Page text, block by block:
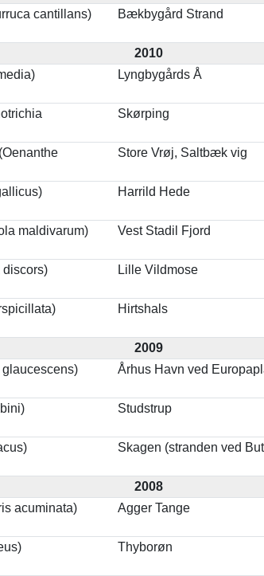
cantillans) Bækbygård Strand
2010
Lyngbygårds Å
Skørping
Store Vrøj, Saltbæk vig
Harrild Hede
maldivarum) Vest Stadil Fjord
discors) Lille Vildmose
Hirtshals
2009
Århus Havn ved
Studstrup
Skagen (stranden ved
2008
acuminata) Agger Tange
Thyborøn